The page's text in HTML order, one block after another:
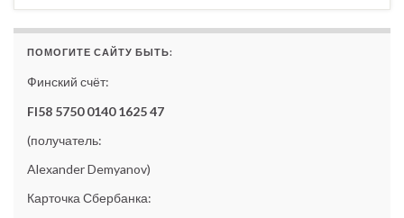
ПОМОГИТЕ САЙТУ БЫТЬ:
Финский счёт:
FI58 5750 0140 1625 47
(получатель:
Alexander Demyanov)
Карточка Сбербанка: